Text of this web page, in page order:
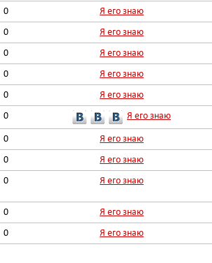
0
Я его знаю
0
Я его знаю
0
Я его знаю
0
Я его знаю
0
Я его знаю
0 Я его знаю
0
Я его знаю
0
Я его знаю
0 Я его знаю
0
Я его знаю
0 Я его знаю